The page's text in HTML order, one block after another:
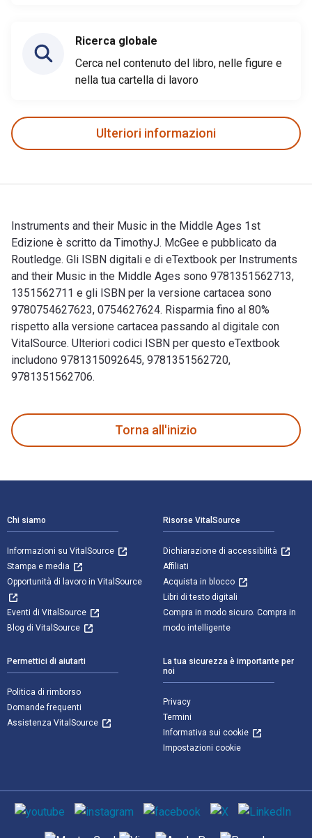
Ricerca globale
Cerca nel contenuto del libro, nelle figure e
nella tua cartella di lavoro
Ulteriori informazioni
Instruments and their Music in the Middle Ages 1st
Edizione è scritto da TimothyJ. McGee e pubblicato da
Routledge. Gli ISBN digitali e di eTextbook per Instruments
and their Music in the Middle Ages sono 9781351562713,
1351562711 e gli ISBN per la versione cartacea sono
9780754627623, 0754627624. Risparmia fino al 80%
rispetto alla versione cartacea passando al digitale con
VitalSource. Ulteriori codici ISBN per questo eTextbook
includono 9781315092645, 9781351562720,
9781351562706.
Torna all'inizio
Chi siamo
Informazioni su VitalSource
Stampa e media
Opportunità di lavoro in VitalSource
Eventi di VitalSource
Blog di VitalSource
Risorse VitalSource
Dichiarazione di accessibilità
Affiliati
Acquista in blocco
Libri di testo digitali
Compra in modo sicuro. Compra in
modo intelligente
Permettici di aiutarti
Politica di rimborso
Domande frequenti
Assistenza VitalSource
La tua sicurezza è importante per
noi
Privacy
Termini
Informativa sui cookie
Impostazioni cookie
Mezzi sociali